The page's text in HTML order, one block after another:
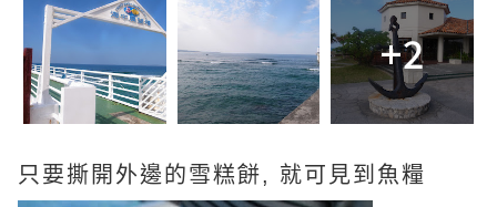
+2
只要撕開外邊的雪糕餅, 就可見到魚糧